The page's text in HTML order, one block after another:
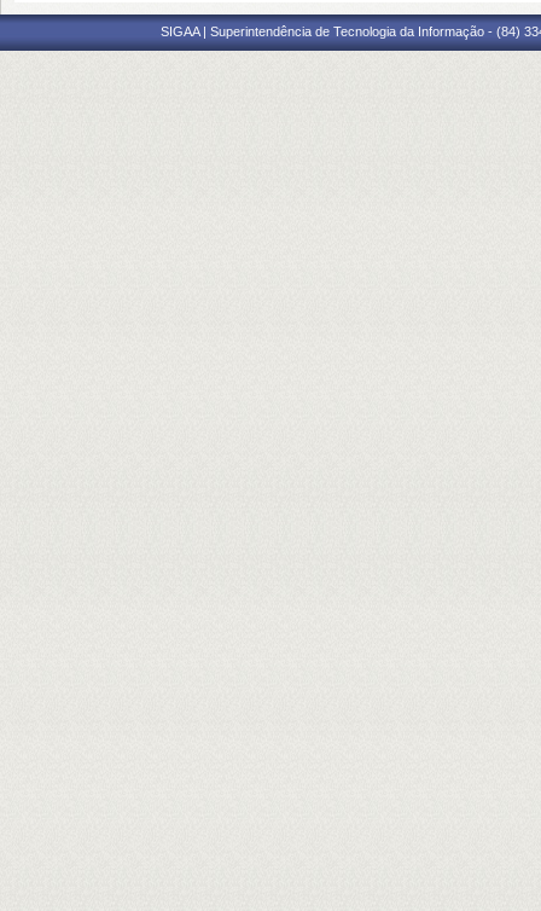
SIGAA | Superintendência de Tecnologia da Informação - (84)